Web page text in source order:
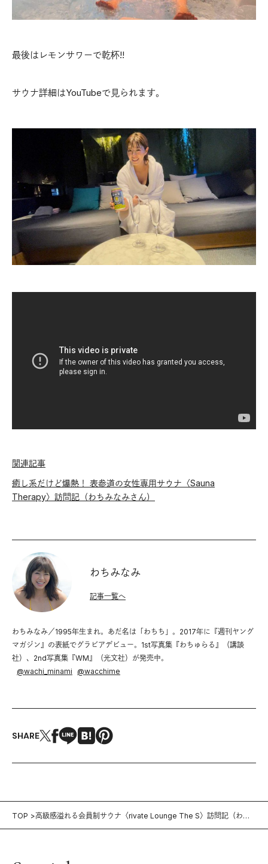
最後はレモンサワーで乾杯!!
サウナ詳細はYouTubeで見られます。
関連記事
癒し系だけど爆熱！ 表参道の女性専用サウナ〈Sauna
Therapy〉訪問記（わちみなみさん）
わちみなみ
わちみなみ／1995年生まれ。あだ名は「わちち」。2017年に『週刊ヤング
マガジン』の表紙でグラビアデビュー。1st写真集『わちゅらる』（講談
社）、2nd写真集『WM』（光文社）が発売中。
@wachi_minami @wacchime
記事一覧へ
SHARE
TOP
高級感溢れる会員制サウナ〈rivate Lounge The S〉訪問記（わち